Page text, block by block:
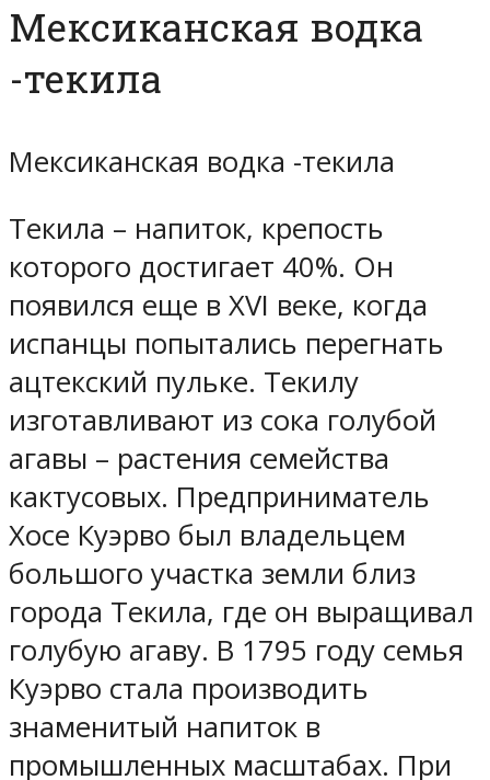
Мексиканская водка
-текила
Мексиканская водка -текила
Текила – напиток, крепость
которого достигает 40%. Он
появился еще в XVI веке, когда
испанцы попытались перегнать
ацтекский пульке. Текилу
изготавливают из сока голубой
агавы – растения семейства
кактусовых. Предприниматель
Хосе Куэрво был владельцем
большого участка земли близ
города Текила, где он выращивал
голубую агаву. В 1795 году семья
Куэрво стала производить
знаменитый напиток в
промышленных масштабах. При